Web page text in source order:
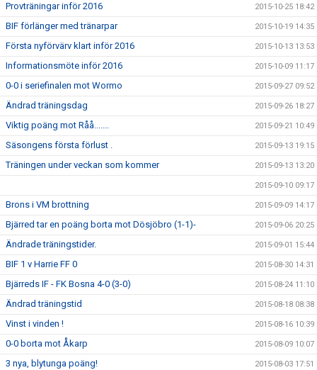
Provträningar inför 2016 2015-10-25 18:42
BIF förlänger med tränarpar 2015-10-19 14:35
Första nyförvärv klart inför 2016 2015-10-13 13:53
Informationsmöte inför 2016 2015-10-09 11:17
0-0 i seriefinalen mot Wormo 2015-09-27 09:52
Ändrad träningsdag 2015-09-26 18:27
Viktig poäng mot Råå....... 2015-09-21 10:49
Säsongens första förlust . 2015-09-13 19:15
Träningen under veckan som kommer 2015-09-13 13:20
2015-09-10 09:17
Brons i VM brottning 2015-09-09 14:17
Bjärred tar en poäng borta mot Dösjöbro (1-1)- 2015-09-06 20:25
Ändrade träningstider. 2015-09-01 15:44
BIF 1 v Harrie FF 0 2015-08-30 14:31
Bjärreds IF - FK Bosna 4-0 (3-0) 2015-08-24 11:10
Ändrad träningstid 2015-08-18 08:38
Vinst i vinden ! 2015-08-16 10:39
0-0 borta mot Åkarp 2015-08-09 10:07
3 nya, blytunga poäng! 2015-08-03 17:51